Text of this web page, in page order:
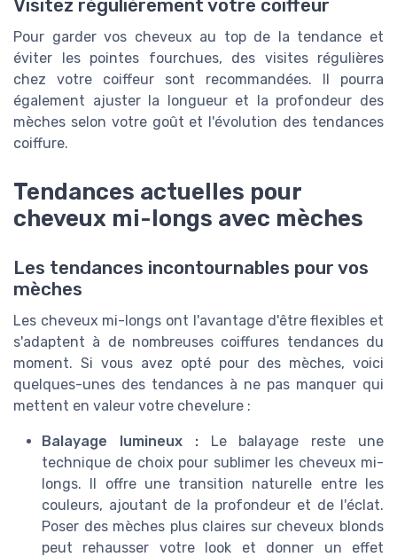
Visitez régulièrement votre coiffeur
Pour garder vos cheveux au top de la tendance et
éviter les pointes fourchues, des visites régulières
chez votre coiffeur sont recommandées. Il pourra
également ajuster la longueur et la profondeur des
mèches selon votre goût et l'évolution des tendances
coiffure.
Tendances actuelles pour
cheveux mi-longs avec mèches
Les tendances incontournables pour vos
mèches
Les cheveux mi-longs ont l'avantage d'être flexibles et
s'adaptent à de nombreuses coiffures tendances du
moment. Si vous avez opté pour des mèches, voici
quelques-unes des tendances à ne pas manquer qui
mettent en valeur votre chevelure :
Balayage lumineux :Le balayage reste une
technique de choix pour sublimer les cheveux mi-
longs. Il offre une transition naturelle entre les
couleurs, ajoutant de la profondeur et de l'éclat.
Poser des mèches plus claires sur cheveux blonds
peut rehausser votre look et donner un effet